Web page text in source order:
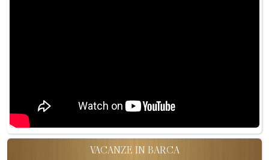
VACANZE IN BARCA